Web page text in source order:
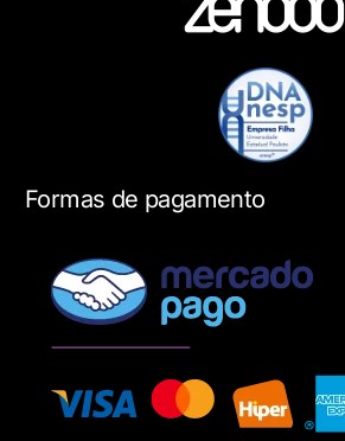
Formas de pagamento